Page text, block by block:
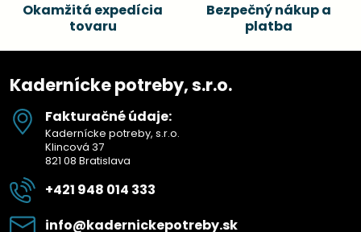
Okamžitá expedícia
tovaru
Bezpečný nákup a
platba
Kadernícke potreby, s.r.o.
Fakturačné údaje:
Kadernícke potreby, s.r.o.
Klincová 37
821 08 Bratislava
+421 948 014 333
info​@kadernickepotreby​.sk